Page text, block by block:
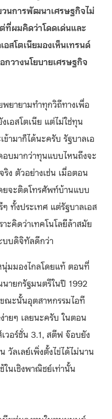
วนการพัฒนาเศรษฐกิจไม่
ที่ผมคิดว่าโดดเด่นและ
สโตเนียมองเห็นเทรนด์
กวางนโยบายเศรษฐกิจ
พยายามทำทุกวิถีทางเพื่อ
เอสโตเนีย แต่ไม่ใช่ทุน
ข้ามาก็ได้นะครับ รัฐบาลเอ
อบมากว่าทุนแบบไหนถึงจะ
ริง ตัวอย่างเช่น เมื่อตอน
ยจะติดโทรศัพท์บ้านแบบ
ทั้งประเทศ แต่รัฐบาลเอส
ะคิดว่าเทคโนโลยีล้าสมัย
บบดิจิทัลดีกว่า
มมองไกลโดยแท้ ตอนที่
นายกรัฐมนตรีในปี 1992
ณะนั้นอุตสาหกรรมไอที
ายๆ เลยนะครับ ในตอน
วอร์ชั่น 3.1, สตีฟ จ๊อบยัง
ลเลย์เพิ่งตั้งไข่ได้ไม่นาน
ในเชิงพาณิชย์เท่านั้น